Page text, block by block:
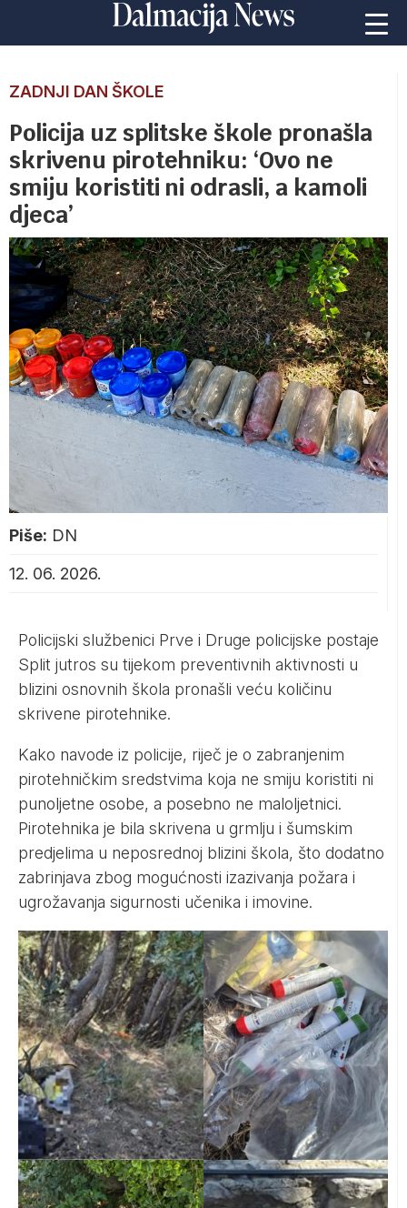
ZADNJI DAN ŠKOLE
Policija uz splitske škole pronašla
skrivenu pirotehniku: ‘Ovo ne
smiju koristiti ni odrasli, a kamoli
djeca’
Piše: DN
12. 06. 2026.
Policijski službenici Prve i Druge policijske postaje
Split jutros su tijekom preventivnih aktivnosti u
blizini osnovnih škola pronašli veću količinu
skrivene pirotehnike.
Kako navode iz policije, riječ je o zabranjenim
pirotehničkim sredstvima koja ne smiju koristiti ni
punoljetne osobe, a posebno ne maloljetnici.
Pirotehnika je bila skrivena u grmlju i šumskim
predjelima u neposrednoj blizini škola, što dodatno
zabrinjava zbog mogućnosti izazivanja požara i
ugrožavanja sigurnosti učenika i imovine.